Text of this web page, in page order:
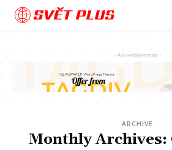
SVĚT PLUS
- Advertisement -
ARCHIVE
Monthly Archives: